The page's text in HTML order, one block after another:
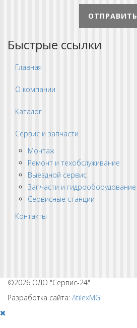
ОТПРАВИТЬ
Быстрые ссылки
Главная
О компании
Каталог
Сервис и запчасти
Монтаж
Ремонт и техобслуживание
Выездной сервис
Запчасти и гидрооборудование
Сервисные станции
Контакты
©2026 ОДО "Сервис-24".
Разработка сайта: AtilexMG